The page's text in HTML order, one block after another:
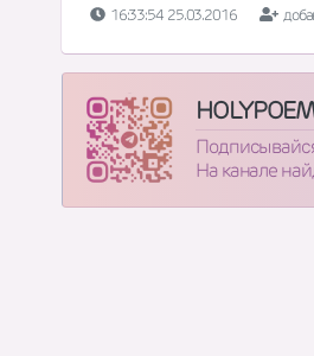
16:33:54 25.03.2016
На канале